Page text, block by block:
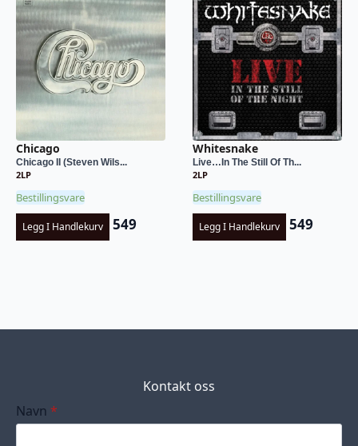
Chicago
Chicago II (Steven Wils...
2LP
Bestillingsvare
Legg I Handlekurv 549
Whitesnake
Live…In The Still Of Th...
2LP
Bestillingsvare
Legg I Handlekurv 549
Kontakt oss
Navn *